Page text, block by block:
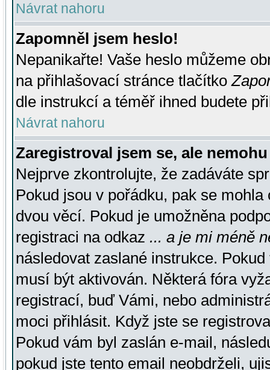
Návrat nahoru
Zapomněl jsem heslo!
Nepanikařte! Vaše heslo můžeme
na přihlašovací stránce tlačítko
dle instrukcí a téměř ihned budete
Návrat nahoru
Zaregistroval jsem se, ale
Nejprve zkontrolujte, že zadáváte
Pokud jsou v pořádku, pak se
dvou věcí. Pokud je umožněna
registraci na odkaz ... a je mi méně
následovat zaslané instrukce.
musí být aktivován. Některá fóra
registrací, buď Vámi, nebo
moci přihlásit. Když jste se
Pokud vám byl zaslán e-mail,
pokud jste tento email neobdrželi,